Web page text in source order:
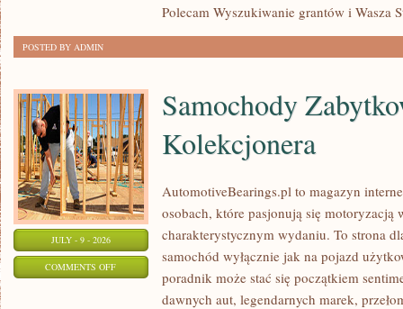
Polecam Wyszukiwanie grantów i Wasza
POSTED BY ADMIN
JULY - 9 - 2026
COMMENTS OFFON
SAMOCHODY
Samochody
Kolekcjonera
AutomotiveBearings.pl to magazyn
osobach, które pasjonują się motoryzacją
charakterystycznym wydaniu. To strona
samochód wyłącznie jak na pojazd
poradnik może stać się początkiem
dawnych aut, legendarnych marek,